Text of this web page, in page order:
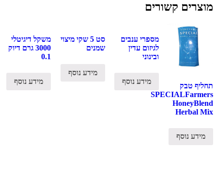
מוצרים קשורים
תחליף טבק
SPECIALFarmers
HoneyBlend
Herbal Mix
מידע נוסף
מספרי ענבים
לגיזום עדין
ובינוני
מידע נוסף
סט 5 שקי מיצוי
שמנים
מידע נוסף
משקל דיגיטלי
3000 גרם דיוק
0.1
מידע נוסף